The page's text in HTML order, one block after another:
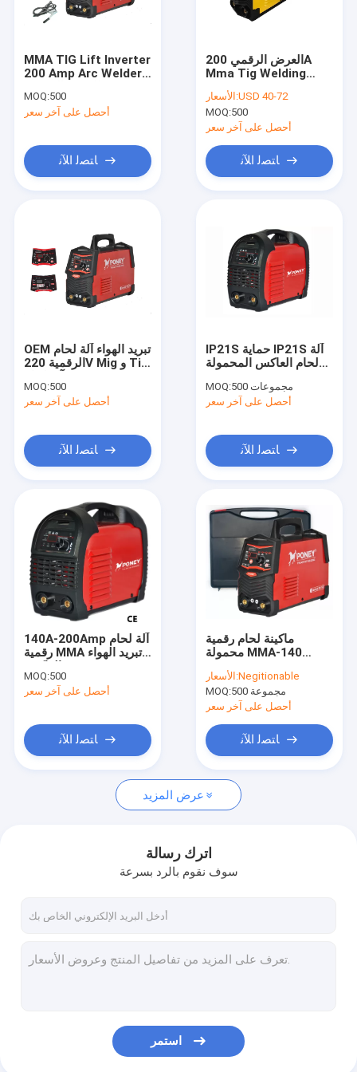
اتصل بنا
لا آلة لحام بالغاز
ماكينة لحام ميني MIG
ماكينة لحام الألمنيوم MIG
اللحام الصناعي MIG
نبضة لحام TIG
آلة قطع البلازما الهوائية
شاحن بطارية السيارة المحمولة
MMA TIG Lift Inverter
200 Amp Arc Welder
MOQ:500
أحصل على آخر سعر
ﺎﺘﺼﻟ ﺍﻶﻧ
العرض الرقمي 200A
Mma Tig Welding
Machine 5.0kva-
8.0kva سعة الإدخال
الأسعار:USD 40-72
MOQ:500
أحصل على آخر سعر
ﺎﺘﺼﻟ ﺍﻶﻧ
OEM تبريد الهواء آلة لحام
الرقمية 220V Mig و Tig
MOQ:500
أحصل على آخر سعر
ﺎﺘﺼﻟ ﺍﻶﻧ
IP21S حماية IP21S آلة
لحام العاكس المحمولة
MOQ:
500 مجموعات
أحصل على آخر سعر
ﺎﺘﺼﻟ ﺍﻶﻧ
140A-200Amp آلة لحام
رقمية MMA تبريد الهواء
MOQ:500
أحصل على آخر سعر
ﺎﺘﺼﻟ ﺍﻶﻧ
ماكينة لحام رقمية
محمولة MMA-140
الأسعار:Negitionable
MOQ:
500 مجموعة
أحصل على آخر سعر
ﺎﺘﺼﻟ ﺍﻶﻧ
عرض المزيد
اترك رسالة
سوف نقوم بالرد بسرعة
استمر